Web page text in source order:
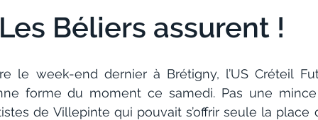
Béliers assurent !
le week-end dernier à Brétigny, l’US Créteil
forme du moment ce samedi. Pas une
de Villepinte qui pouvait s’offrir seule la place